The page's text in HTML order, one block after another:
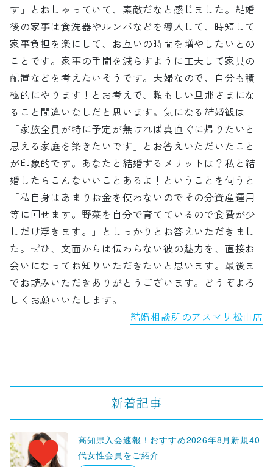
す」とおしゃっていて、素敵だなと感じました。結婚
後の家事は食洗器やルンバなどを導入して、時短して
家事負担を楽にして、お互いの時間を増やしたいとの
ことです。家事の手間を減らすように工夫して家具の
配置などを考えたいそうです。夫婦なので、自分も積
極的にやります！とお考えで、頼もしい旦那さまにな
ること間違いなしだと思います。気になる結婚観は
「家族全員が特に予定が無ければ真直ぐに帰りたいと
思える家庭を築きたいです」とお答えいただいたこと
が印象的です。あなたと結婚するメリットは？私と結
婚したらこんないいことあるよ！ということを伺うと
「私自身はあまりお金を使わないのでその分資産運用
等に回せます。野菜を自分で育てているので食費が少
しだけ浮きます。」としっかりとお答えいただきまし
た。ぜひ、文面からは伝わらない彼の魅力を、直接お
会いになってお知りいただきたいと思います。最後ま
でお読みいただきありがとうございます。どうぞよろ
しくお願いいたします。
結婚相談所のアスマリ松山店
新着記事
高知県入会速報！おすすめ2026年8月新規40
代女性会員をご紹介